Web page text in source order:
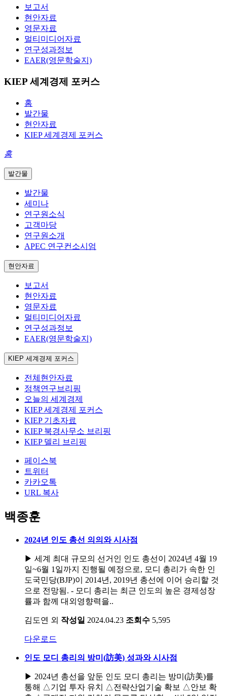
보고서
현안자료
영문자료
멀티미디어자료
연구성과정보
EAER(영문학술지)
KIEP 세계경제 포커스
홈
발간물
현안자료
KIEP 세계경제 포커스
홈
발간물
발간물
세미나
연구원소식
고객마당
연구원소개
APEC 연구컨소시엄
현안자료
보고서
현안자료
영문자료
멀티미디어자료
연구성과정보
EAER(영문학술지)
KIEP 세계경제 포커스
전체현안자료
정책연구브리핑
오늘의 세계경제
KIEP 세계경제 포커스
KIEP 기초자료
KIEP 북경사무소 브리핑
KIEP 델리 브리핑
페이스북
트위터
카카오톡
URL 복사
백종훈
2024년 인도 총선 의의와 시사점
▶ 세계 최대 규모의 선거인 인도 총선이 2024년 4월 19
일~6월 1일까지 진행될 예정으로, 모디 총리가 속한 인
도국민당(BJP)이 2014년, 2019년 총선에 이어 승리할 것
으로 전망됨. - 모디 총리는 최근 인도의 높은 경제성장
률과 함께 대외영향력을..
김도연 외 작성일 2024.04.23 조회수 5,595
다운로드
인도 모디 총리의 방미(訪美) 성과와 시사점
▶ 2024년 총선을 앞둔 인도 모디 총리는 방미(訪美)를
통해 △기업 투자 유치 △전략산업기술 확보 △안보 확